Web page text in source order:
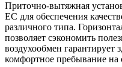
Приточно-вытяжная
EC для обеспечения
различного типа.
позволяет сэкономить
воздухообмен
комфортное пребывание на